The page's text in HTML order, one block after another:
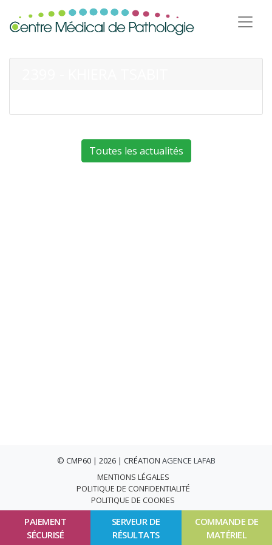
PAIEMENT
SÉCURISÉ
SERVEUR DE
RÉSULTATS
COMMANDE DE
MATÉRIEL
Toutes les actualités
© CMP60 | 2026 | CRÉATION AGENCE LAFAB
MENTIONS LÉGALES
POLITIQUE DE CONFIDENTIALITÉ
POLITIQUE DE COOKIES